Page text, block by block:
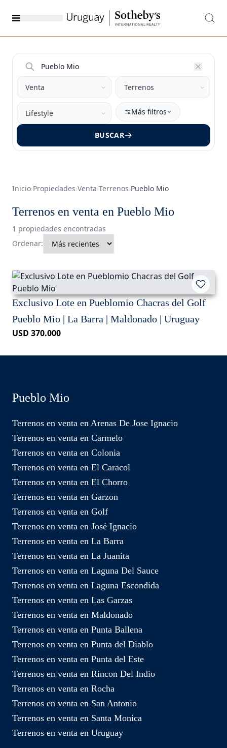
Más filtros
BUSCAR
Inicio›Propiedades›Venta›Terrenos›Pueblo Mio
Terrenos en venta en Pueblo Mio
1 propiedades encontradas
Ordenar:
Exclusivo Lote en Pueblomio Chacras del Golf
Pueblo Mio | La Barra | Maldonado | Uruguay
USD 370.000
Pueblo Mio
Terrenos en venta en Arenas De Jose Ignacio
Terrenos en venta en Carmelo
Terrenos en venta en Colonia
Terrenos en venta en El Caracol
Terrenos en venta en El Chorro
Terrenos en venta en Garzon
Terrenos en venta en Golf
Terrenos en venta en José Ignacio
Terrenos en venta en La Barra
Terrenos en venta en La Juanita
Terrenos en venta en Laguna Del Sauce
Terrenos en venta en Laguna Escondida
Terrenos en venta en Las Garzas
Terrenos en venta en Maldonado
Terrenos en venta en Punta Ballena
Terrenos en venta en Punta del Diablo
Terrenos en venta en Punta del Este
Terrenos en venta en Rincon Del Indio
Terrenos en venta en Rocha
Terrenos en venta en San Antonio
Terrenos en venta en Santa Monica
Terrenos en venta en Uruguay